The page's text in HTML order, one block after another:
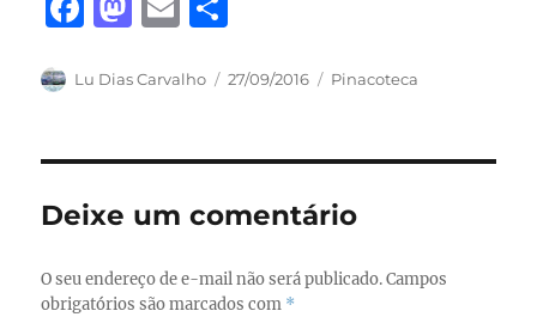
c
b
o
o
k
st
d
o
n
ai a
Autor
Lu Dias Carvalho
Publicado
27/09/2016 Categorias
Pinacoteca
Deixe um comentário
O seu endereço de e-mail não será publicado. Campos
obrigatórios são marcados com *